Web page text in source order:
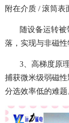
附在介质 / 滚筒表
随设备运转
落，实现与非磁
3、高梯度原
捕获微米级弱磁
分选效率低的难题